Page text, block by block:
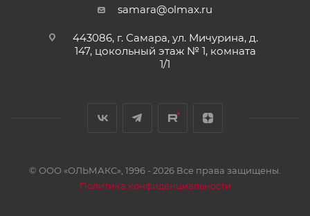
samara@olmax.ru
443086, г. Самара, ул. Мичурина, д.
147, цокольный этаж № 1, комната
1/1
© ООО «ОЛЬМАКС», 1996 - 2026 Все права защищены.
Политика конфиденциальности